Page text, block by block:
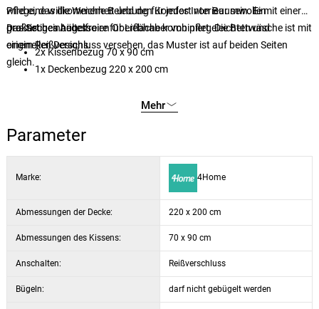
wird eine willkommene Belebung für jedes Interieur sein. Ein
großartiges Accessoire für Liebhaber von pflegeleichten und
originellen Designs.
Pflege, das die Weichheit und den Komfort von Baumwolle mit einer
praktischen bügelfreien Oberfläche kombiniert. Die Bettwäsche ist mit
einem Reißverschluss versehen, das Muster ist auf beiden Seiten
gleich.
Das Set beinhaltet:
2x Kissenbezug 70 x 90 cm
1x Deckenbezug 220 x 200 cm
Mehr
Parameter
Marke: 4Home
Abmessungen der Decke: 220 x 200 cm
Abmessungen des Kissens: 70 x 90 cm
Anschalten: Reißverschluss
Bügeln: darf nicht gebügelt werden